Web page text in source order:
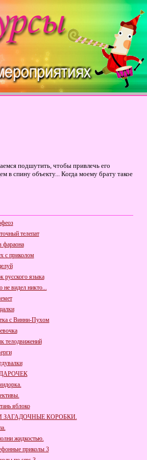
подшутить, чтобы привлечь его
в спину объекту... Когда моему брату такое
телепат
фараона
с приколом
русского языка
не видел никто...
с Винни-Пухом
телодвижений
яблоко
ЗАГАДОЧНЫЕ КОРОБКИ.
жидкостью.
приколы 3